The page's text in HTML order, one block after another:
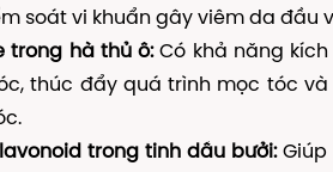
soát vi khuẩn gây viêm da đầu
trong hà thủ ô:Có khả năng
thúc đẩy quá trình mọc tóc
trong tinh dầu bưởi:Giúp